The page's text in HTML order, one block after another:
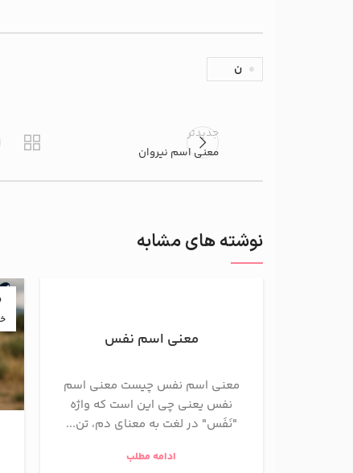
ن
جدیدتر
معنی اسم نیروان
نوشته های مشابه
معنی اسم نفس
معنی اسم نفس چیست معنی اسم
نفس یعنی چی این است که واژه
"نَفَس" در لغت به معنای دم، تن...
ادامه مطلب